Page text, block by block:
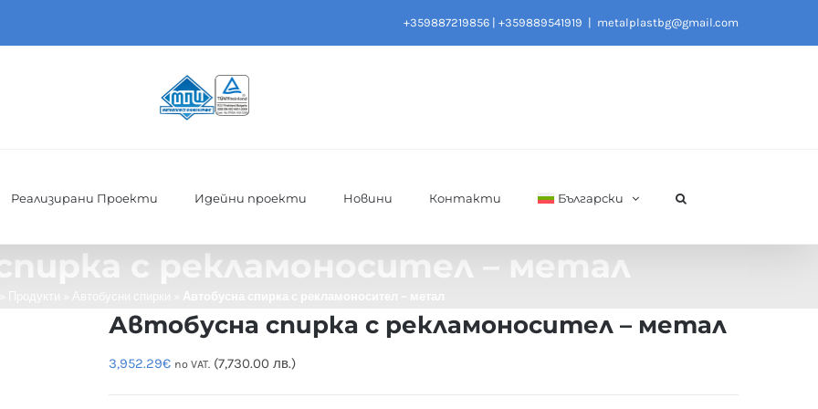
+359887219856 | +359889541919 | metalplastbg@gmail.com
Реализирани Проекти Идейни проекти Новини Контакти Български
с рекламоносител – метал
Автобусна спирка с рекламоносител – метал
3,952.29€ no VAT. (7,730.00 лв.)